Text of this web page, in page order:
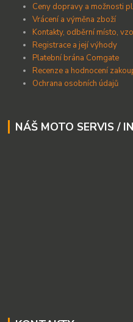
Ceny dopravy a možnosti
Vrácení a výměna zboží
Kontakty, odběrní místo,
Registrace a její výhody
Platební brána Comgate
Recenze a hodnocení
Ochrana osobních údajů
NÁŠ MOTO SERVIS /